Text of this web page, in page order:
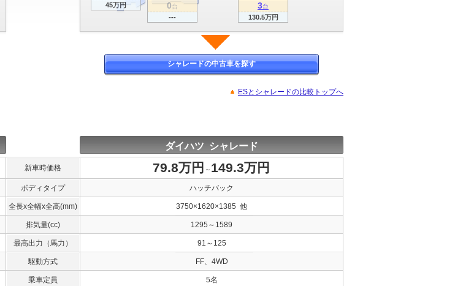
3台
130.5万円
45万円 0台
---
シャレードの中古車を探す
ESとシャレードの比較トップへ
ダイハツ シャレード
新車時価格 79.8万円 ～ 149.3万円
ボディタイプ ハッチバック
全長x全幅x全高(mm) 3750×1620×1385 他
排気量(cc) 1295～1589
最高出力（馬力） 91～125
駆動方式 FF、4WD
乗車定員 5名